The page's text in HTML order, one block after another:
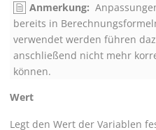
Anmerkung:
bereits in
verwendet werden führen
anschließend nicht mehr
können.
Wert
Legt den Wert der Variablen